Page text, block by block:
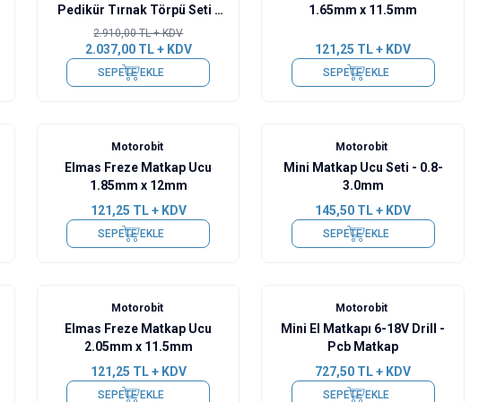
Pedikür Tırnak Törpü Seti -
Pembe
2.910,00TL + KDV
2.037,00TL + KDV
SEPETE EKLE
1.65mm x 11.5mm
121,25 TL + KDV
SEPETE EKLE
Motorobit
Elmas Freze Matkap Ucu
1.85mm x 12mm
121,25 TL + KDV
SEPETE EKLE
Motorobit
Mini Matkap Ucu Seti - 0.8-
3.0mm
145,50 TL + KDV
SEPETE EKLE
Motorobit
Elmas Freze Matkap Ucu
2.05mm x 11.5mm
121,25 TL + KDV
SEPETE EKLE
Motorobit
Mini El Matkapı 6-18V Drill -
Pcb Matkap
727,50 TL + KDV
SEPETE EKLE